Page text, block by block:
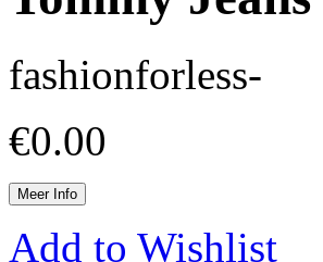
fashionforless-
€0.00
Meer Info
Add to Wishlist